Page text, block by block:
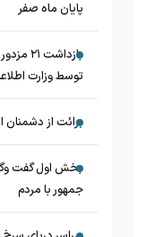
پایان ماه صفر
توسط وزارت
برائت از دشمنان
بخش اول گفت
جمهور با مردم